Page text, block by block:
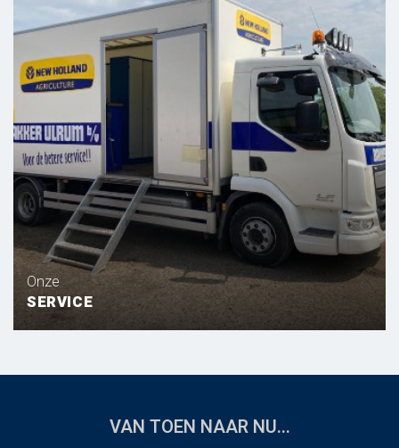
Onze
SERVICE
VAN TOEN NAAR NU...